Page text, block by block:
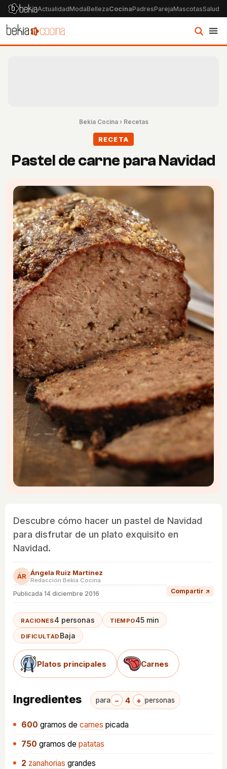
ActualidadModaBellezaCocinaPadresParejaMascotasSalud
Bekia Cocina› Recetas
RECETA
Pastel de carne para Navidad
Descubre cómo hacer un pastel de Navidad
para disfrutar de un plato exquisito en
Navidad.
ÁR Ángela Ruiz Martínez
Redacción Bekia Cocina
Publicada 14 diciembre 2016 Compartir ↗
RACIONES4 personas TIEMPO45 min
DIFICULTAD Baja
Platos principales Carnes
Ingredientes para − 4 + personas
600 gramos de carnes picada
750 gramos de patatas
2 zanahorias grandes